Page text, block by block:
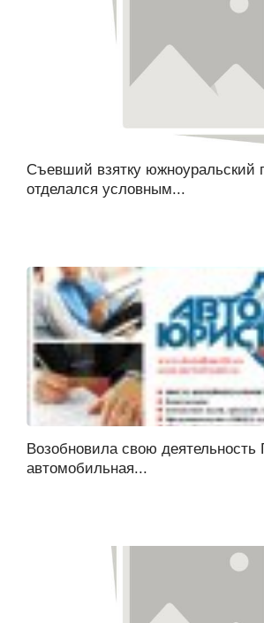
Съевший взятку южноуральский
отделался условным...
Возобновила свою деятельность
автомобильная...